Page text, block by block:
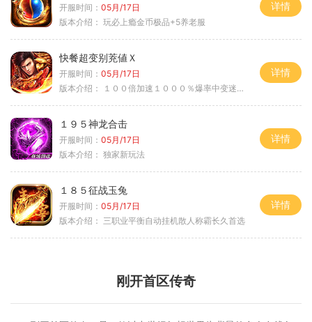
开服时间： 05月/17日
版本介绍： 玩必上瘾金币极品+5养老服
详情
快餐超变别茺値Ｘ
开服时间： 05月/17日
版本介绍：
１００倍加速１０００％爆率中变迷失单职
详情
１９５神龙合击
开服时间： 05月/17日
版本介绍： 独家新玩法
详情
１８５征战玉兔
开服时间： 05月/17日
版本介绍： 三职业平衡自动挂机散人称霸长久首选
详情
刚开首区传奇